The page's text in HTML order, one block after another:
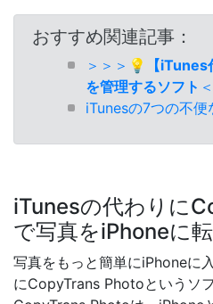
おすすめ関連記事：
＞＞＞ 💡【iTunes
を管理するソフト
iTunesの7つの不
iTunesの代わりに
で写真をiPhoneに
写真をもっと簡単にiPhoneに
にCopyTrans Photoというソ